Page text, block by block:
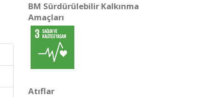
BM Sürdürülebilir Kalkınma
Amaçları
Atıflar